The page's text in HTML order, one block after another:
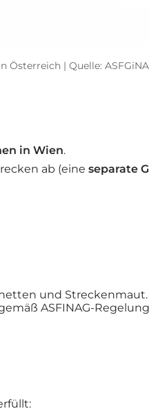
Österreich | Quelle:
in Wien.
ab (eine separate
und
ASFINAG-